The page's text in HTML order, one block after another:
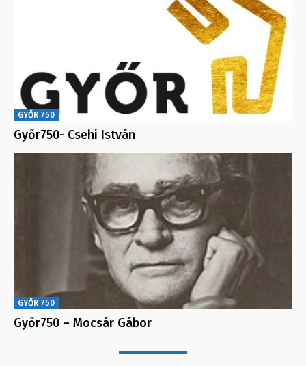
GYŐR 750
Győr750- Csehi István
GYŐR 750
Győr750 – Mocsár Gábor